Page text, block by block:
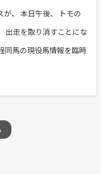
、 本日午後、 トモの
出走を取り消すことにな
同馬の現役馬情報を臨時